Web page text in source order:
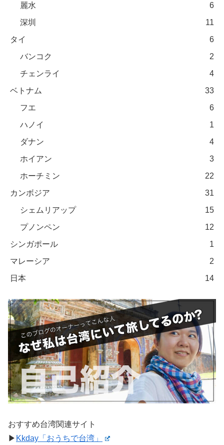
麗水
6
深圳
11
タイ
6
バンコク
2
チェンライ
4
ベトナム
33
フエ
6
ハノイ
1
ダナン
4
ホイアン
3
ホーチミン
22
カンボジア
31
シェムリアップ
15
プノンペン
12
シンガポール
1
マレーシア
2
日本
14
おすすめ台湾関連サイト
▶︎ Kkday「おうちで台湾」